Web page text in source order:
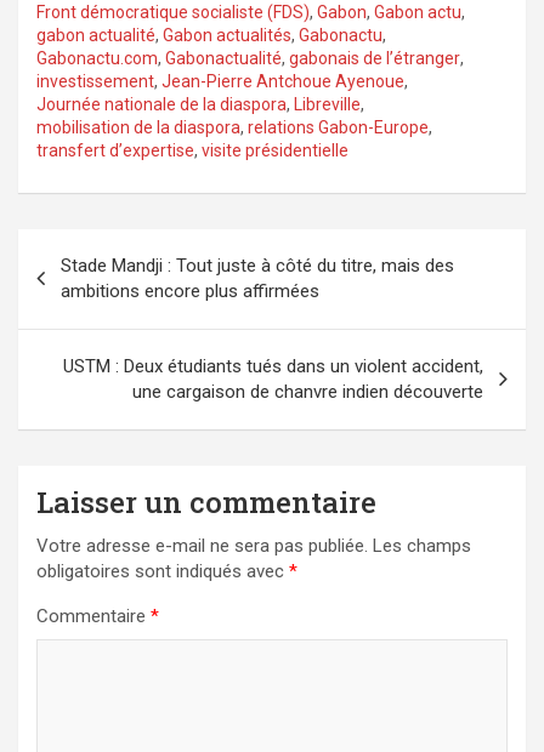
Front démocratique socialiste (FDS), Gabon, Gabon actu,
gabon actualité, Gabon actualités, Gabonactu,
Gabonactu.com, Gabonactualité, gabonais de l’étranger,
investissement, Jean-Pierre Antchoue Ayenoue,
Journée nationale de la diaspora, Libreville,
mobilisation de la diaspora, relations Gabon-Europe,
transfert d’expertise, visite présidentielle
de
l’article
Stade Mandji : Tout juste à côté du titre, mais des
ambitions encore plus affirmées
USTM : Deux étudiants tués dans un violent accident,
une cargaison de chanvre indien découverte
Laisser un commentaire
Votre adresse e-mail ne sera pas publiée. Les champs
obligatoires sont indiqués avec *
Commentaire *